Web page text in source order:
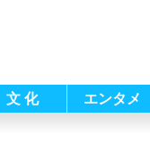
文 化 エンタメ